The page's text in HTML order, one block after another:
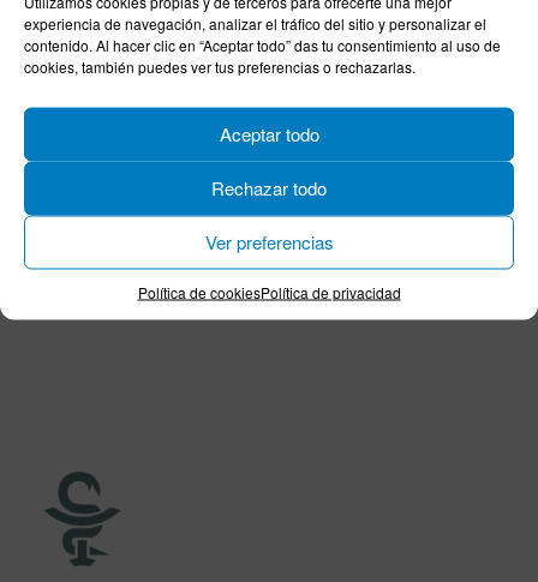
experiencia de navegación, analizar el tráfico del sitio y personalizar el
contenido. Al hacer clic en “Aceptar todo” das tu consentimiento al uso de
cookies, también puedes ver tus preferencias o rechazarlas.
Aceptar todo
Rechazar todo
Ver preferencias
Política de cookiesPolítica de privacidad
provincia de Cádiz, así como a los ciudadanos en
general. Para ello es necesarioconfirmar previamente
AQUÍ.
Compartir en: